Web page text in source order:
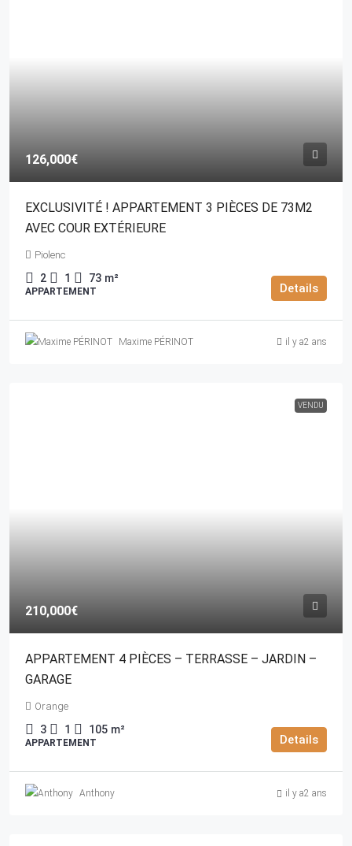
126,000€
EXCLUSIVITÉ ! APPARTEMENT 3 PIÈCES DE 73M2
AVEC COUR EXTÉRIEURE
Piolenc
2 1 73 m²
APPARTEMENT Details
Maxime PÉRINOT il y a2 ans
VENDU
210,000€
APPARTEMENT 4 PIÈCES – TERRASSE – JARDIN –
GARAGE
Orange
3 1 105 m²
APPARTEMENT Details
Anthony il y a2 ans